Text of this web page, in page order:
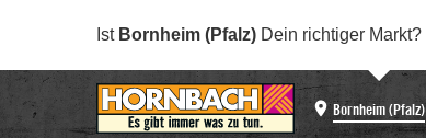
Ist Bornheim (Pfalz) Dein richtiger Markt?
Bornheim (Pfalz)